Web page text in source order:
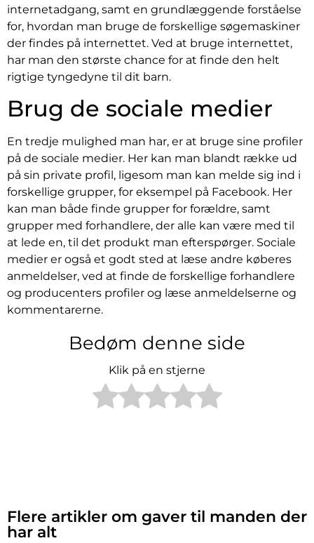
internetadgang, samt en grundlæggende forståelse
for, hvordan man bruge de forskellige søgemaskiner
der findes på internettet. Ved at bruge internettet,
har man den største chance for at finde den helt
rigtige tyngedyne til dit barn.
Brug de sociale medier
En tredje mulighed man har, er at bruge sine profiler
på de sociale medier. Her kan man blandt række ud
på sin private profil, ligesom man kan melde sig ind i
forskellige grupper, for eksempel på Facebook. Her
kan man både finde grupper for forældre, samt
grupper med forhandlere, der alle kan være med til
at lede en, til det produkt man efterspørger. Sociale
medier er også et godt sted at læse andre køberes
anmeldelser, ved at finde de forskellige forhandlere
og producenters profiler og læse anmeldelserne og
kommentarerne.
Bedøm denne side
Klik på en stjerne
Flere artikler om gaver til manden der
har alt